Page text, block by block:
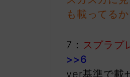
も載ってる
7： スプラプ
>>6
ver基準で載